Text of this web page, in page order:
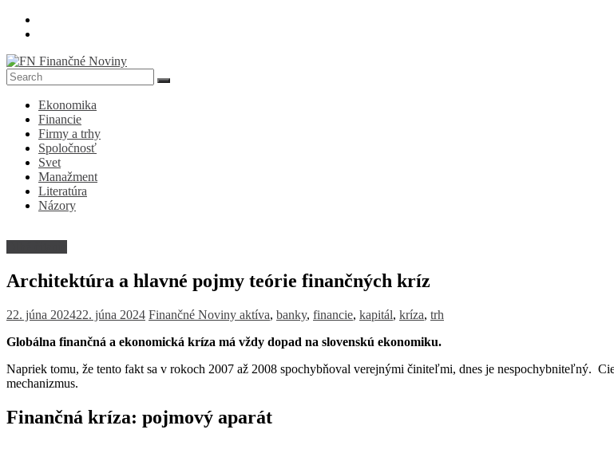
Skip
FN
Finančné
Noviny
Denník
ekonomike
spoločnosti
Ekonomika
Financie
Firmy a trhy
Spoločnosť
Svet
Manažment
Literatúra
Názory
Architektúra a hlavné pojmy teórie finančných kríz
22. júna 202422. júna 2024 Finančné Noviny aktíva, banky, financie, kapitál, kríza, trh
Globálna finančná a ekonomická kríza má vždy dopad na slovenskú ekonomiku.
Napriek tomu, že tento fakt sa v rokoch 2007 až 2008 spochybňoval verejnými činiteľmi, dnes je nespochybniteľný.
mechanizmus.
Finančná kríza: pojmový aparát